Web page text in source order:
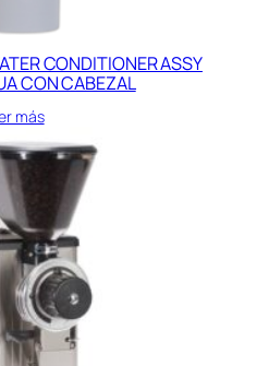
CONDITIONER ASSY
CON CABEZAL
más